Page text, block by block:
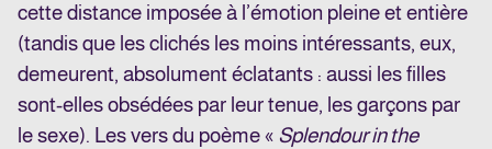
cette distance imposée à l’émotion pleine et entière
(tandis que les clichés les moins intéressants, eux,
demeurent, absolument éclatants : aussi les filles
sont-elles obsédées par leur tenue, les garçons par
le sexe). Les vers du poème « Splendour in the